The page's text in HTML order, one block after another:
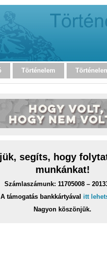
Történelem
segíts, hogy
munkánkat!
Számlaszámunk: 11705008 –
A támogatás bankkártyával itt
Nagyon köszönjük.